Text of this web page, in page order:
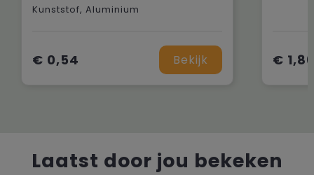
Kunststof, Aluminium
€ 0,54 Bekijk € 1,86
Laatst door jou bekeken